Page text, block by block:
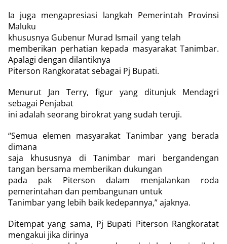
Ia juga mengapresiasi langkah Pemerintah Provinsi
Maluku
khususnya Gubenur Murad Ismail yang telah
memberikan perhatian kepada masyarakat Tanimbar.
Apalagi dengan dilantiknya
Piterson Rangkoratat sebagai Pj Bupati.
Menurut Jan Terry, figur yang ditunjuk Mendagri
sebagai Penjabat
ini adalah seorang birokrat yang sudah teruji.
“Semua elemen masyarakat Tanimbar yang berada
dimana
saja khususnya di Tanimbar mari bergandengan
tangan bersama memberikan dukungan
pada pak Piterson dalam menjalankan roda
pemerintahan dan pembangunan untuk
Tanimbar yang lebih baik kedepannya,” ajaknya.
Ditempat yang sama, Pj Bupati Piterson Rangkoratat
mengakui jika dirinya